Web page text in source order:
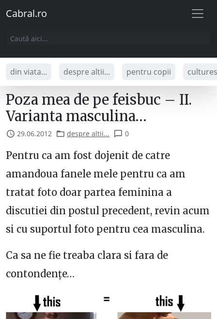
Cabral.ro
din viata... despre altii... pentru copii
Poza mea de pe feisbuc – II.
Varianta masculina…
29.06.2012 despre altii... 0
Pentru ca am fost dojenit de catre
amandoua fanele mele pentru ca am
tratat foto doar partea feminina a
discutiei din postul precedent, revin acum
si cu suportul foto pentru cea masculina.
Ca sa ne fie treaba clara si fara de
contondențe…